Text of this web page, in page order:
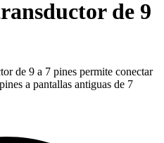
de 9
de 9 a 7 pines permite conectar
a pantallas antiguas de 7